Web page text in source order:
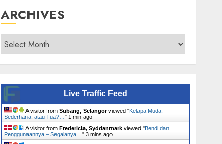
ARCHIVES
Archives
Live Traffic Feed
A visitor from Subang, Selangorviewed "Kelapa Muda,
Sederhana, atau Tua?… " 1 min ago
A visitor from Fredericia, Syddanmarkviewed "Bendi dan
Penggunaannya – Segalanya… " 3 mins ago